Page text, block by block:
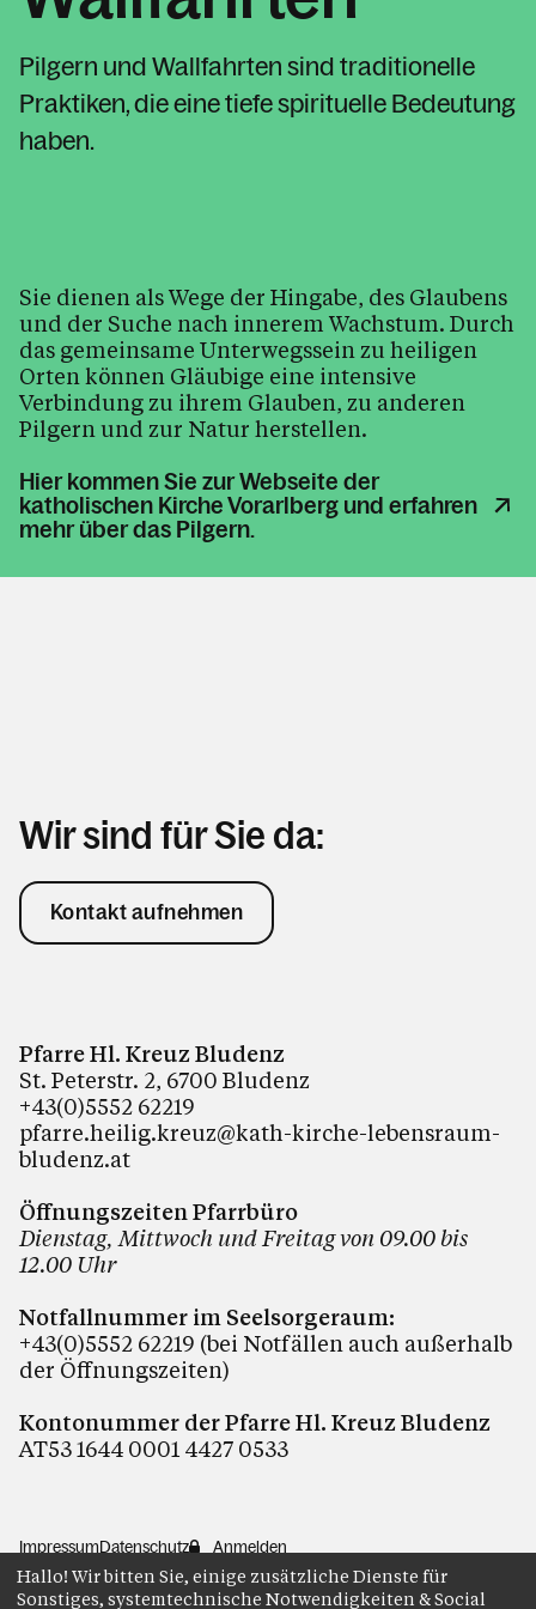
Pfarren im Seelsorgeraum
Krankenhausseelsorge Bludenz
Personen
Kontakt
Pilgern und Wallfahrten sind traditionelle
Praktiken, die eine tiefe spirituelle Bedeutung
haben.
Sie dienen als Wege der Hingabe, des Glaubens
und der Suche nach innerem Wachstum. Durch
das gemeinsame Unterwegssein zu heiligen
Orten können Gläubige eine intensive
Verbindung zu ihrem Glauben, zu anderen
Pilgern und zur Natur herstellen.
Hier kommen Sie zur Webseite der
katholischen Kirche Vorarlberg und erfahren
mehr über das Pilgern.
Wir sind für Sie da:
Kontakt aufnehmen
Pfarre Hl. Kreuz Bludenz
St. Peterstr. 2, 6700 Bludenz
+43(0)5552 62219
pfarre.heilig.kreuz@kath-kirche-lebensraum-
bludenz.at
Öffnungszeiten Pfarrbüro
Dienstag, Mittwoch und Freitag von 09.00 bis
12.00 Uhr
Notfallnummer im Seelsorgeraum:
+43(0)5552 62219 (bei Notfällen auch außerhalb
der Öffnungszeiten)
Kontonummer der Pfarre Hl. Kreuz Bludenz
AT53 1644 0001 4427 0533
ImpressumDatenschutz Anmelden
Hallo! Wir bitten Sie, einige zusätzliche Dienste für
Sonstiges, systemtechnische Notwendigkeiten & Social